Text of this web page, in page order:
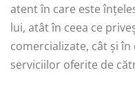
atent în care este
lui, atât în ceea ce
comercializate, cât și
serviciilor oferite de